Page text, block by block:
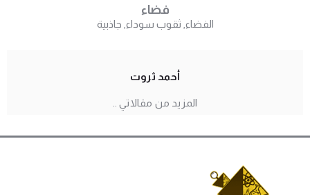
فضاء
الفضاء,ثقوب سوداء ,جاذبية
أحمد ثروت
المزيد من مقالاتي ..